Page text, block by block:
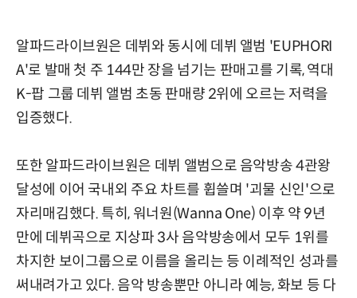
알파드라이브원은 데뷔와 동시에 데뷔 앨범 'EUPHORI
A'로 발매 첫 주 144만 장을 넘기는 판매고를 기록, 역대
K-팝 그룹 데뷔 앨범 초동 판매량 2위에 오르는 저력을
입증했다.
또한 알파드라이브원은 데뷔 앨범으로 음악방송 4관왕
달성에 이어 국내외 주요 차트를 휩쓸며 '괴물 신인'으로
자리매김했다. 특히, 워너원(Wanna One) 이후 약 9년
만에 데뷔곡으로 지상파 3사 음악방송에서 모두 1위를
차지한 보이그룹으로 이름을 올리는 등 이례적인 성과를
써내려가고 있다. 음악 방송뿐만 아니라 예능, 화보 등 다